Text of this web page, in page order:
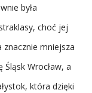
była
choć jej
znacznie mniejsza
Wrocław, a
która dzięki